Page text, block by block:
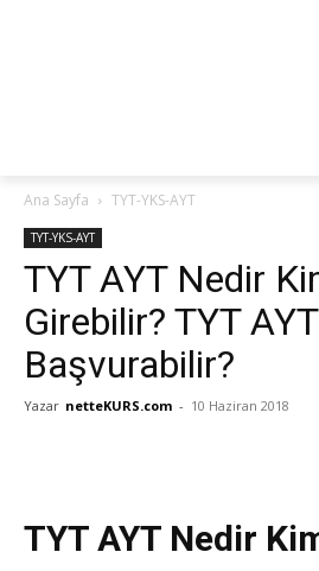
Ana Sayfa TYT-YKS-AYT
TYT-YKS-AYT
TYT AYT Nedir
Girebilir? TYT
Başvurabilir?
Yazar netteKURS.com - 10 Haziran 2018
TYT AYT Nedir